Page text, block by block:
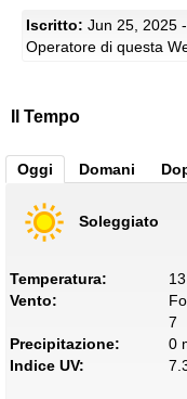
Iscritto: Jun 25, 2025 -
Operatore di questa
Il Tempo
Oggi Domani
Soleggiato
Temperatura:
Vento:
7
Precipitazione:
0
Indice UV: